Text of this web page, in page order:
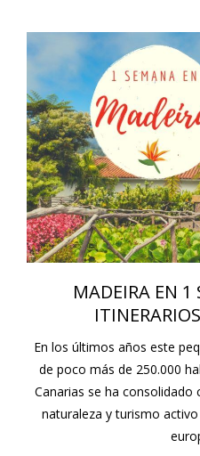
MADEIRA EN
En los últimos años este
de poco más de 250.000
Canarias se ha
naturaleza y turismo